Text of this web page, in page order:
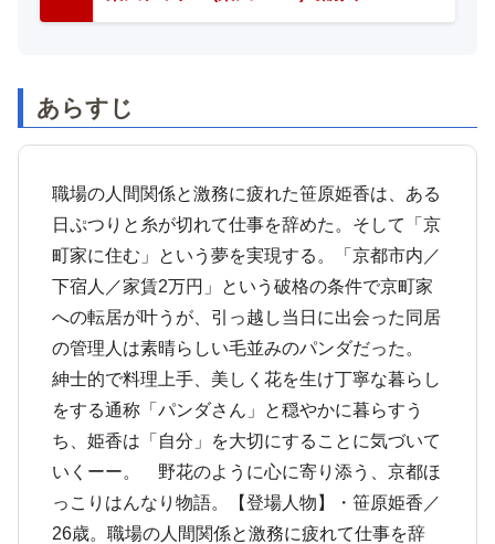
あらすじ
職場の人間関係と激務に疲れた笹原姫香は、ある
日ぷつりと糸が切れて仕事を辞めた。そして「京
町家に住む」という夢を実現する。「京都市内／
下宿人／家賃2万円」という破格の条件で京町家
への転居が叶うが、引っ越し当日に出会った同居
の管理人は素晴らしい毛並みのパンダだった。
紳士的で料理上手、美しく花を生け丁寧な暮らし
をする通称「パンダさん」と穏やかに暮らすう
ち、姫香は「自分」を大切にすることに気づいて
いくーー。 野花のように心に寄り添う、京都ほ
っこりはんなり物語。【登場人物】・笹原姫香／
26歳。職場の人間関係と激務に疲れて仕事を辞